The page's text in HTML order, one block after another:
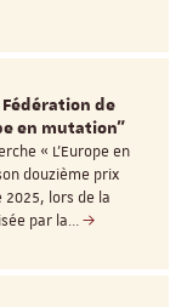
de
en mutation"
« L’Europe en
douzième prix
2025, lors de la
par la…